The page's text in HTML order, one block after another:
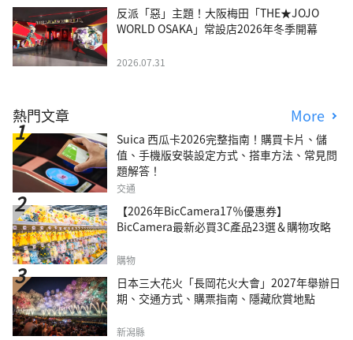
反派「惡」主題！大阪梅田「THE★JOJO
WORLD OSAKA」常設店2026年冬季開幕
2026.07.31
熱門文章 More
Suica 西瓜卡2026完整指南！購買卡片、儲
值、手機版安裝設定方式、搭車方法、常見問
題解答！
交通
【2026年BicCamera17％優惠券】
BicCamera最新必買3C產品23選＆購物攻略
購物
日本三大花火「長岡花火大會」2027年舉辦日
期、交通方式、購票指南、隱藏欣賞地點
新潟縣